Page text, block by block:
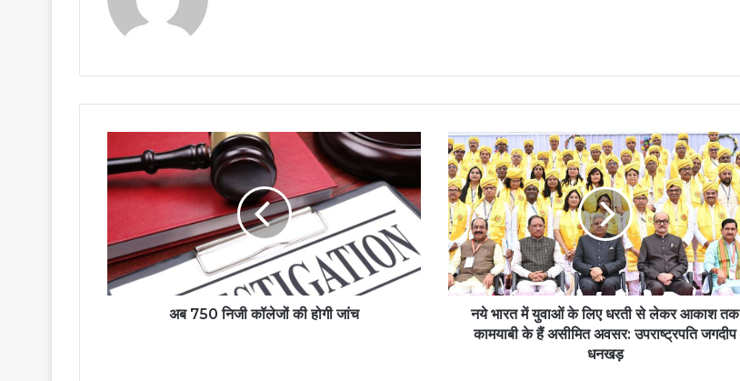
अब 750 निजी कॉलेजों की होगी जांच
नये भारत में युवाओं के लिए धरती से लेकर आकाश तक
कामयाबी के हैं असीमित अवसर: उपराष्ट्रपति जगदीप
धनखड़